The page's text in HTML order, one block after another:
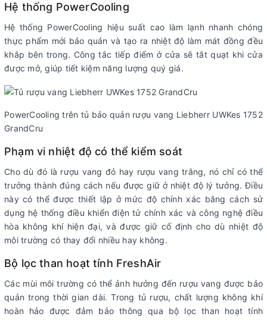
Hệ thống PowerCooling
Hệ thống PowerCooling hiệu suất cao làm lạnh nhanh chóng
thực phẩm mới bảo quản và tạo ra nhiệt độ làm mát đồng đều
khắp bên trong. Công tắc tiếp điểm ở cửa sẽ tắt quạt khi cửa
được mở, giúp tiết kiệm năng lượng quý giá.
PowerCooling trên tủ bảo quản rượu vang Liebherr UWKes 1752
GrandCru
Phạm vi nhiệt độ có thể kiểm soát
Cho dù đó là rượu vang đỏ hay rượu vang trắng, nó chỉ có thể
trưởng thành đúng cách nếu được giữ ở nhiệt độ lý tưởng. Điều
này có thể được thiết lập ở mức độ chính xác bằng cách sử
dụng hệ thống điều khiển điện tử chính xác và công nghệ điều
hòa không khí hiện đại, và được giữ cố định cho dù nhiệt độ
môi trường có thay đổi nhiều hay không.
Bộ lọc than hoạt tính FreshAir
Các mùi môi trường có thể ảnh hưởng đến rượu vang được bảo
quản trong thời gian dài. Trong tủ rượu, chất lượng không khí
hoàn hảo được đảm bảo thông qua bộ lọc than hoạt tính